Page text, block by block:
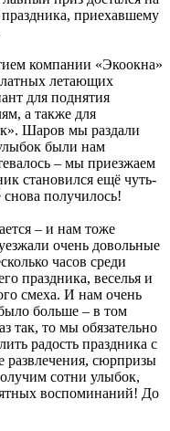
приехавшему
компании «Экоокна»
летающих
для поднятия
а также для
Шаров мы раздали
были нам
– мы приезжаем
становился ещё чуть-
снова получилось!
– и нам тоже
очень довольные
часов среди
праздника, веселья и
смеха. И нам очень
больше – в том
так, то мы обязательно
радость праздника с
развлечения, сюрпризы
сотни улыбок,
воспоминаний! До